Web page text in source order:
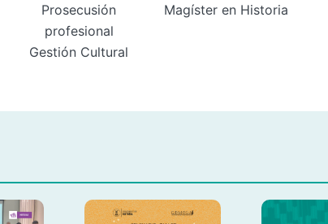
Prosecusión
profesional
Gestión Cultural
Magíster en Historia